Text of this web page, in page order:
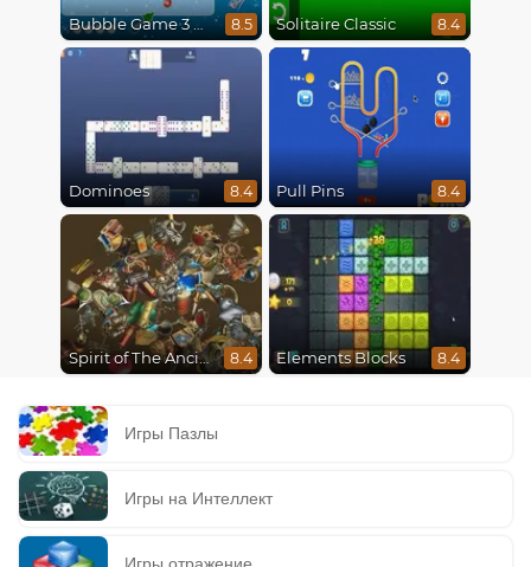
Bubble Game 3 Christmas 8.5 Solitaire Classic 8.4
Dominoes 8.4 Pull Pins 8.4
Spirit of The Ancient Forest 8.4 Elements Blocks 8.4
Игры Пазлы
Игры на Интеллект